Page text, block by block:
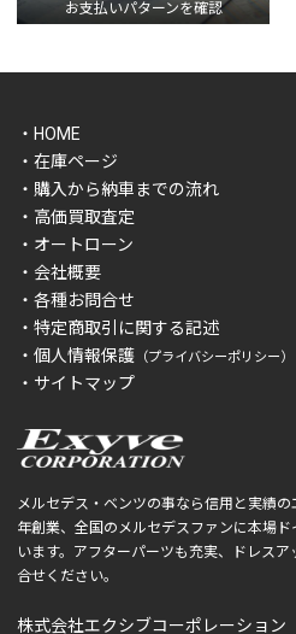
お支払いパターンを確認
メルセデス・ベンツの事なら信用と実績
年創業、全国のメルセデスファンに本場
います。アフターパーツも充実、ドレス
合せください。
株式会社エクシブコーポレーション
・HOME
・在庫ページ
・購入から納車までの流れ
・高価買取査定
・オートローン
・会社概要
・各種お問合せ
・特定商取引に関する記述
・個人情報保護 （プライバシーポリシー）
・サイトマップ